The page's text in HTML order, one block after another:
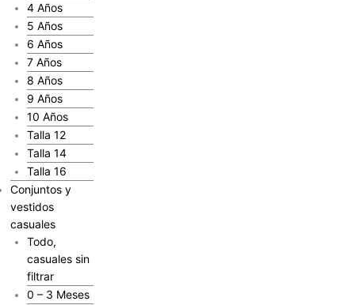
4 Años
5 Años
6 Años
7 Años
8 Años
9 Años
10 Años
Talla 12
Talla 14
Talla 16
Conjuntos y
vestidos
casuales
Todo,
casuales sin
filtrar
0 – 3 Meses